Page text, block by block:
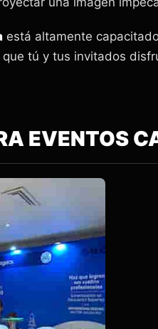
está altamente
tú y tus invitados
EVENTOS